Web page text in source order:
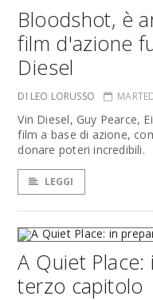
Bloodshot, è
film d'azione
Diesel
DI LEO LORUSSO
Vin Diesel, Guy Pearce,
film a base di azione,
donare poteri incredibili.
LEGGI
A Quiet
terzo capitolo